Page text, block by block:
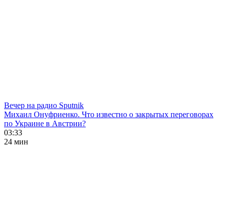
Вечер на радио Sputnik
Михаил Онуфриенко. Что известно о закрытых переговорах
по Украине в Австрии?
03:33
24 мин